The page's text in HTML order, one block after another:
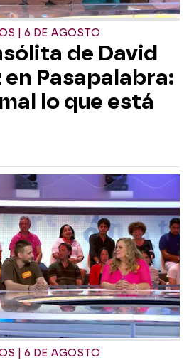
| 6 DE AGOSTO
de David
Pasapalabra:
lo que está
| 6 DE AGOSTO